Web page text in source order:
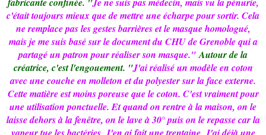
c'était toujours mieux que de mettre une écharpe pour sortir. Cela
ne remplace pas les gestes barrières et le masque homologué,
mais je me suis basé sur le document du CHU de Grenoble qui a
partagé un patron pour réaliser son masque." Autour de la
créatrice, c'est l'engouement. "J'ai réalisé un modèle en coton
avec une couche en molleton et du polyester sur la face externe.
Cette matière est moins poreuse que le coton. C'est vraiment pour
une utilisation ponctuelle. Et quand on rentre à la maison, on le
laisse dehors à la fenêtre, on le lave à 30° puis on le repasse car la
vapeur tue les bactéries. J'en ai fait une trentaine. J'ai déjà une